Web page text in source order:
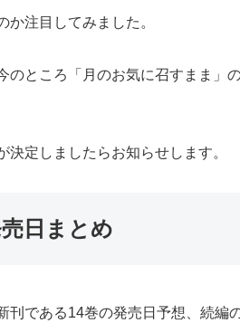
か注目してみました。
ところ「月のお気に召すまま」
定しましたらお知らせします。
日まとめ
である14巻の発売日予想、続編